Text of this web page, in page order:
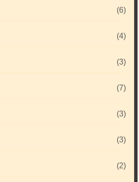
(6)
(4)
(3)
(7)
(3)
(3)
(2)